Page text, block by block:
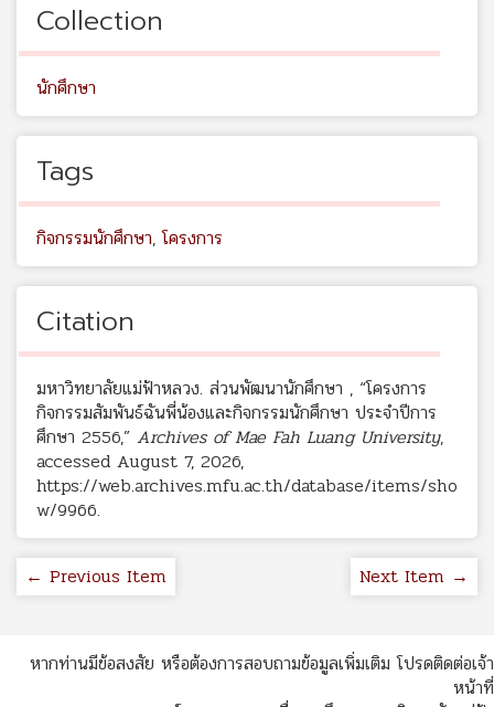
Collection
นักศึกษา
Tags
กิจกรรมนักศึกษา,โครงการ
Citation
มหาวิทยาลัยแม่ฟ้าหลวง. ส่วนพัฒนานักศึกษา , “โครงการ
กิจกรรมสัมพันธ์ฉันพี่น้องและกิจกรรมนักศึกษา ประจำปีการ
ศึกษา 2556,” Archives of Mae Fah Luang University,
accessed August 7, 2026,
https://web.archives.mfu.ac.th/database/items/sho
w/9966.
← Previous Item Next Item →
หากท่านมีข้อสงสัย หรือต้องการสอบถามข้อมูลเพิ่มเติม โปรดติดต่อเจ้า
หน้าที่